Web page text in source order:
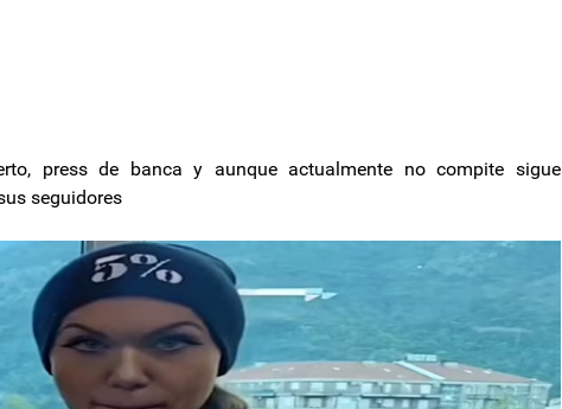
press de banca y aunque actualmente no compite sigue
seguidores